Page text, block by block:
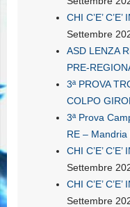
CHI C’E’
Settembre
ASD LENZA
PRE-
3ª PROVA
COLPO
3ª Prova
RE – Mandria
CHI C’E’
Settembre
CHI C’E’
Settembre